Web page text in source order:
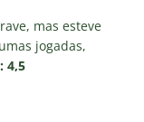
mas esteve
jogadas,
4,5